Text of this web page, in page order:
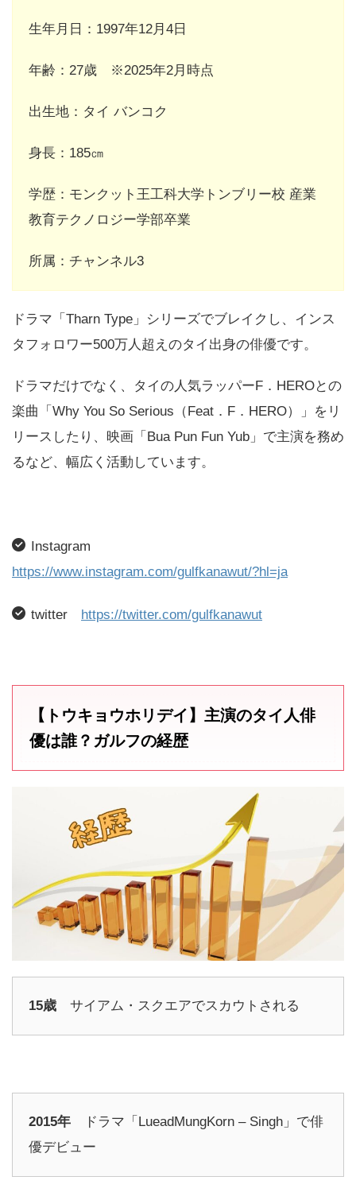
生年月日：1997年12月4日
年齢：27歳 ※2025年2月時点
出生地：タイ バンコク
身長：185㎝
学歴：モンクット王工科大学トンブリー校 産業
教育テクノロジー学部卒業
所属：チャンネル3
ドラマ「Tharn Type」シリーズでブレイクし、インス
タフォロワー500万人超えのタイ出身の俳優です。
ドラマだけでなく、タイの人気ラッパーF．HEROとの
楽曲「Why You So Serious（Feat．F．HERO）」をリ
リースしたり、映画「Bua Pun Fun Yub」で主演を務め
るなど、幅広く活動しています。
Instagram
https://www.instagram.com/gulfkanawut/?hl=ja
twitter https://twitter.com/gulfkanawut
【トウキョウホリデイ】主演のタイ人俳
優は誰？ガルフの経歴
15歳 サイアム・スクエアでスカウトされる
2015年 ドラマ「LueadMungKorn – Singh」で俳
優デビュー